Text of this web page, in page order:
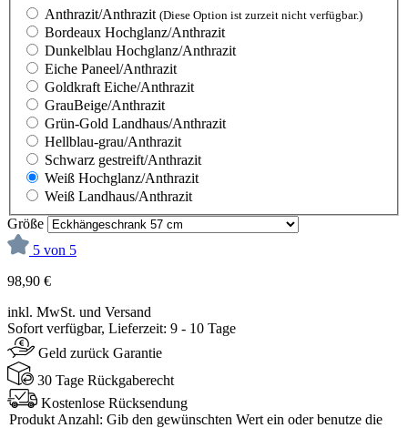
Anthrazit/Anthrazit (Diese Option ist zurzeit nicht verfügbar.)
Bordeaux Hochglanz/Anthrazit
Dunkelblau Hochglanz/Anthrazit
Eiche Paneel/Anthrazit
Goldkraft Eiche/Anthrazit
GrauBeige/Anthrazit
Grün-Gold Landhaus/Anthrazit
Hellblau-grau/Anthrazit
Schwarz gestreift/Anthrazit
Weiß Hochglanz/Anthrazit
Weiß Landhaus/Anthrazit
Größe
5 von 5
98,90 €
inkl. MwSt. und Versand
Sofort verfügbar, Lieferzeit: 9 - 10 Tage
Geld zurück Garantie
30 Tage Rückgaberecht
Kostenlose Rücksendung
Produkt Anzahl: Gib den gewünschten Wert ein oder benutze die